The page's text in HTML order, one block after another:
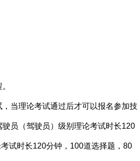
当理论考试通过后才可以报名参加技
员（驾驶员）级别理论考试时长120
试时长120分钟，100道选择题，80